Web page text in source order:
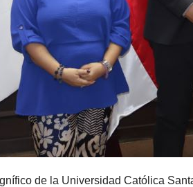
de la Universidad Católica